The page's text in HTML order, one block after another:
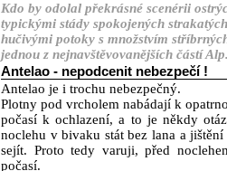
Kdo by odolal překrásné scenérii
typickými stády spokojených
hučivými potoky s množstvím
jednou z nejnavštěvovanějších částí
Antelao - nepodcenit nebezpečí !
Antelao je i trochu nebezpečný.
Plotny pod vrcholem nabádají k
počasí k ochlazení, a to je někdy
noclehu v bivaku stát bez lana a
sejít. Proto tedy varuji, před
počasí.